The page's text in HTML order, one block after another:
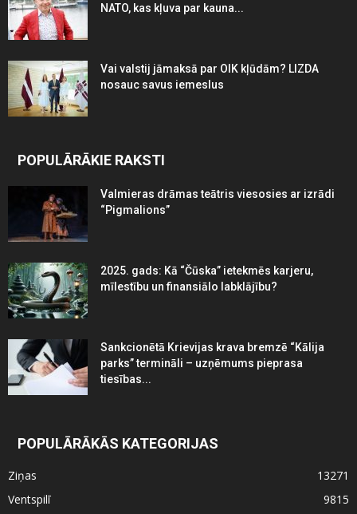
NATO, kas kļuva par kauna...
Vai valstij jāmaksā par OIK kļūdām? LIZDA
nosauc savus iemeslus
POPULĀRĀKIE RAKSTI
Valmieras drāmas teātris viesosies ar izrādi
“Pigmalions”
2025. gads: Kā “Čūska” ietekmēs karjeru,
mīlestību un finansiālo labklājību?
Sankcionētā Krievijas krava bremzē “Kālija
parks” termināli – uzņēmums pieprasa
tiesības...
POPULĀRĀKĀS KATEGORIJAS
Ziņas
13271
Ventspilī
9815